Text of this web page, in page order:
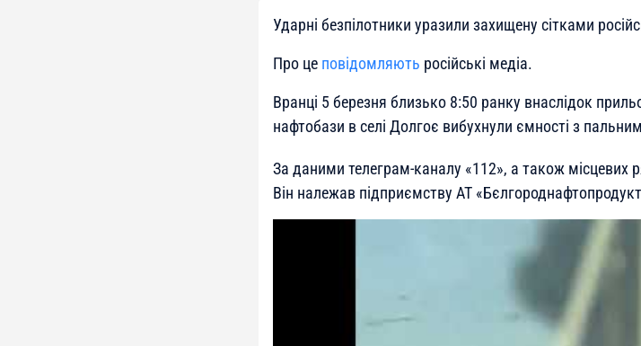
Ударні безпілотники уразили захищену сітками
Про це повідомляють російські медіа.
Вранці 5 березня близько 8:50 ранку внаслідок
нафтобази в селі Долгоє вибухнули ємності з
За даними телеграм-каналу «112», а також місцевих
Він належав підприємству АТ